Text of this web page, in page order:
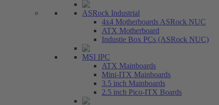
ASRock Industrial
4x4 Motherboards ASRock NUC
ATX Motherboard
Industie Box PCs (ASRock NUC)
MSI IPC
ATX Mainboards
Mini-ITX Mainboards
3.5 inch Mainboards
2.5 inch Pico-ITX Boards